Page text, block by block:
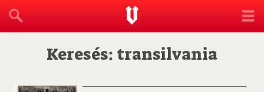
Keresés: transilvania